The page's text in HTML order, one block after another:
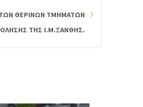
ΘΕΡΙΝΩΝ ΤΜΗΜΑΤΩΝ
ΤΗΣ Ι.Μ.ΞΑΝΘΗΣ.